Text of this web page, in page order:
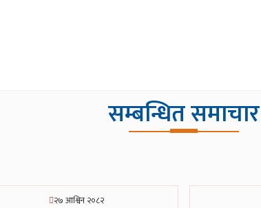
सम्बन्धित समाचार
२७ आश्विन २०८२